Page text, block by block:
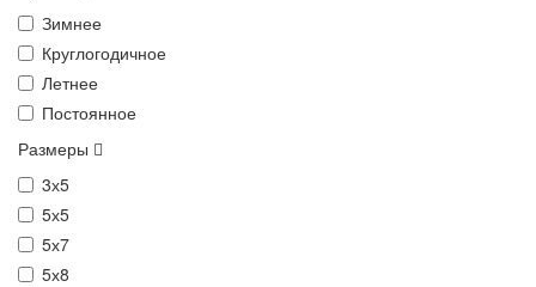
Зимнее
Круглогодичное
Летнее
Постоянное
Размеры
3х5
5х5
5х7
5х8